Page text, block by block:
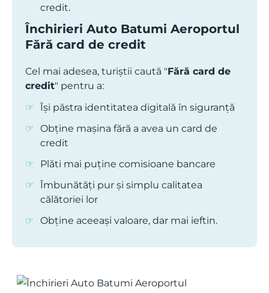
credit.
Închirieri Auto Batumi Aeroportul
Fără card de credit
Cel mai adesea, turiștii caută "Fără card de
credit" pentru a:
Își păstra identitatea digitală în siguranță
Obține mașina fără a avea un card de
credit
Plăti mai puține comisioane bancare
Îmbunătăți pur și simplu calitatea
călătoriei lor
Obține aceeași valoare, dar mai ieftin.